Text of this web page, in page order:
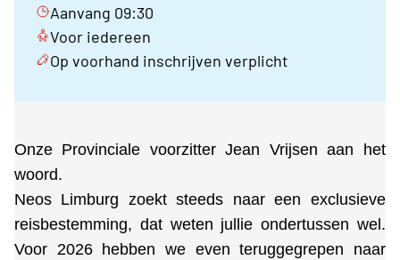
Aanvang 09:30
Voor iedereen
Op voorhand inschrijven verplicht
Onze Provinciale voorzitter Jean Vrijsen aan het
woord.
Neos Limburg zoekt steeds naar een exclusieve
reisbestemming, dat weten jullie ondertussen wel.
Voor 2026 hebben we even teruggegrepen naar